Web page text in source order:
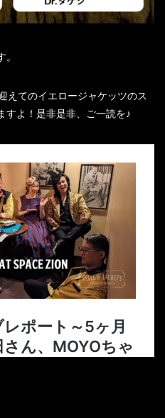
えてのイエロージャケッツのス
すよ！是非是非、ご一読を♪